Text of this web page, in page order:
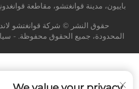
باييون، مدينة قوانغتشو، مقاطعة قوانغدونغ
حقوق النشر © شركة قوانغتشو
المحدودة، جميع الحقوق محفوظة. -